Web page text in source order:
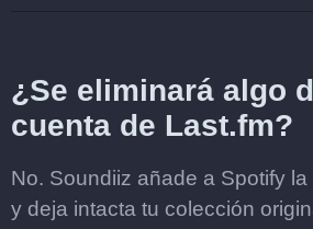
¿Se eliminará algo
cuenta de Last.fm?
No. Soundiiz añade a Spotify
y deja intacta tu colección